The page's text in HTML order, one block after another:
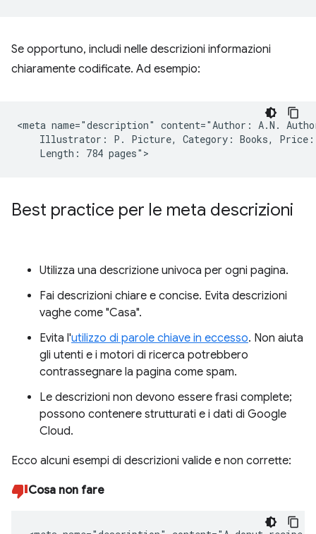
Se opportuno, includi nelle descrizioni informazioni
chiaramente codificate. Ad esempio:
<meta name="description" content="Author: A.N.
Illustrator: P. Picture, Category: Books,
Best practice per le meta descrizioni
Utilizza una descrizione univoca per ogni pagina.
Fai descrizioni chiare e concise. Evita descrizioni
vaghe come "Casa".
Evita l'utilizzo di parole chiave in eccesso. Non aiuta
gli utenti e i motori di ricerca potrebbero
contrassegnare la pagina come spam.
Le descrizioni non devono essere frasi complete;
possono contenere strutturati e i dati di Google
Cloud.
Ecco alcuni esempi di descrizioni valide e non corrette:
Cosa non fare